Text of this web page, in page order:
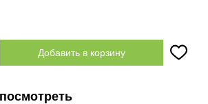
Добавить в корзину